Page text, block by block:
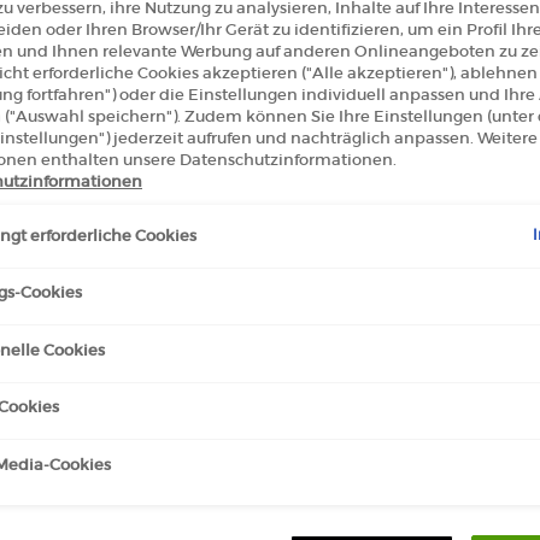
EAU DE PARFUM
ROSE D'ARABIE EAU DE
INTENSE
verbessern, ihre Nutzung zu analysieren, Inhalte auf Ihre Interessen
oder Ihren Browser/Ihr Gerät zu identifizieren, um ein Profil
und Ihnen relevante Werbung auf anderen Onlineangeboten zu
erforderliche Cookies akzeptieren ("Alle akzeptieren"), ablehnen
fortfahren") oder die Einstellungen individuell anpassen und Ihre
("Auswahl speichern"). Zudem können Sie Ihre Einstellungen (unter
jederzeit aufrufen und nachträglich anpassen. Weitere
enthalten unsere Datenschutzinformationen.
erforderliche Cookies
Cookies
Cookies
Cookies